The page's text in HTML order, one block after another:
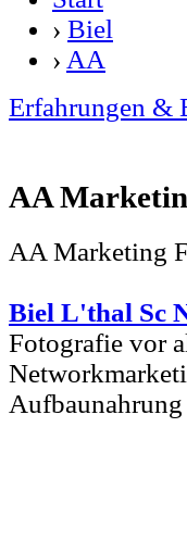
› Biel
› AA
Erfahrungen &
AA
AA Marketing
Biel L'thal Sc
Fotografie vor